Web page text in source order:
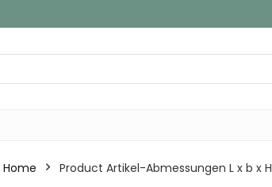
Home Product Artikel-Abmessungen L x b x H